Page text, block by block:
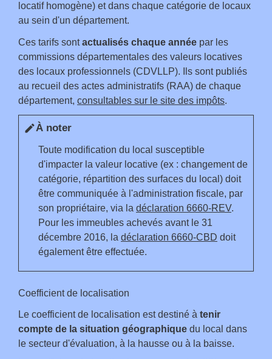
locatif homogène) et dans chaque catégorie de locaux
au sein d'un département.
Ces tarifs sontactualisés chaque année par les
commissions départementales des valeurs locatives
des locaux professionnels (CDVLLP). Ils sont publiés
au recueil des actes administratifs (RAA) de chaque
département, consultables sur le site des impôts.
editÀ noter
Toute modification du local susceptible
d'impacter la valeur locative (ex : changement de
catégorie, répartition des surfaces du local) doit
être communiquée à l'administration fiscale, par
son propriétaire, via la déclaration 6660-REV.
Pour les immeubles achevés avant le 31
décembre 2016, la déclaration 6660-CBD doit
également être effectuée.
Coefficient de localisation
Le coefficient de localisation est destiné à tenir
compte de la situation géographique du local dans
le secteur d'évaluation, à la hausse ou à la baisse.